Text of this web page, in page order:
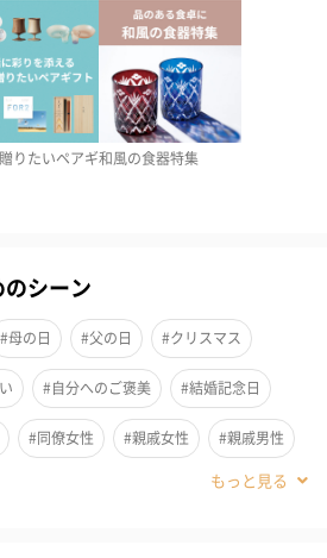
けます
縁起物です。
りたいペアギ和風の食器特集
シーン
#母の日 #父の日 #クリスマス
#自分へのご褒美 #結婚記念日
#同僚女性 #親戚女性 #親戚男性
#姪 #息子